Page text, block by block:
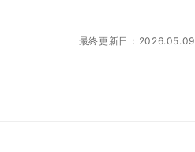
最終更新日：2026.05.09